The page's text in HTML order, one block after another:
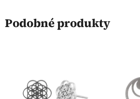
Podobné produkty